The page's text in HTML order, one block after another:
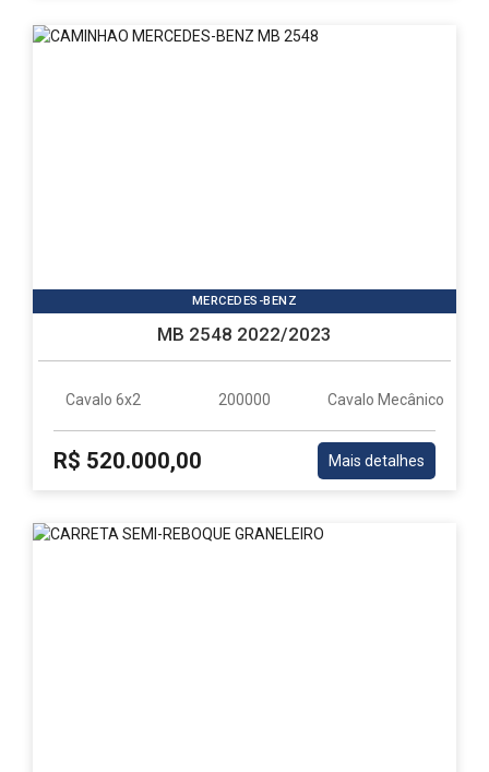
MERCEDES-BENZ
MB 2548 2022/2023
Cavalo 6x2 200000 Cavalo Mecânico
R$ 520.000,00 Mais detalhes